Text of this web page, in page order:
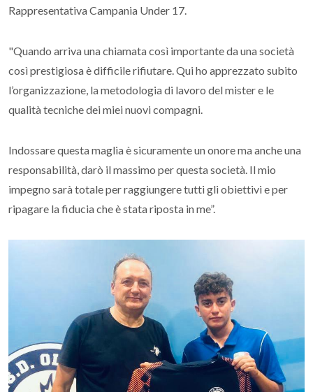
Rappresentativa Campania Under 17.
"Quando arriva una chiamata così importante da una società
così prestigiosa è difficile rifiutare. Qui ho apprezzato subito
l’organizzazione, la metodologia di lavoro del mister e le
qualità tecniche dei miei nuovi compagni.
Indossare questa maglia è sicuramente un onore ma anche una
responsabilità, darò il massimo per questa società. Il mio
impegno sarà totale per raggiungere tutti gli obiettivi e per
ripagare la fiducia che è stata riposta in me”.